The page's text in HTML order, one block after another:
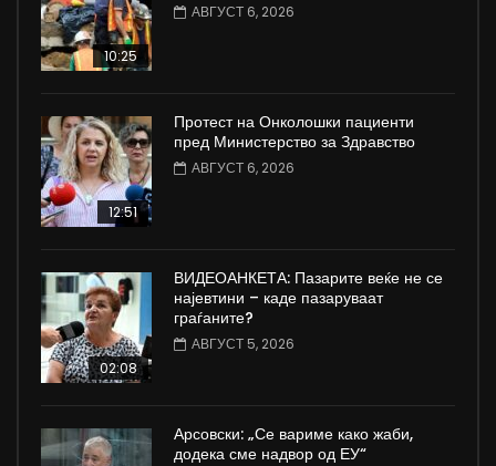
10:25
АВГУСТ 6, 2026
12:51
Протест на Онколошки пациенти
пред Министерство за Здравство
АВГУСТ 6, 2026
02:08
ВИДЕОАНКЕТА: Пазарите веќе не се
најевтини – каде пазаруваат
граѓаните?
АВГУСТ 5, 2026
Арсовски: „Се вариме како жаби,
додека сме надвор од ЕУ“